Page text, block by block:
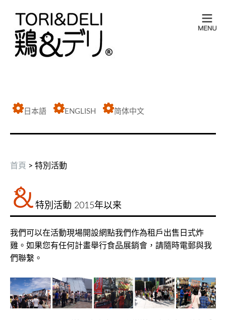
日本語 ENGLISH 简体中文
首頁 > 特別活動
特別活動 2015年以来
我們可以在活動現場開設網點我們作為租戶出售日式炸
雞。如果您有任何計畫舉行食品展銷會，請隨時電郵與我
們聯繫。